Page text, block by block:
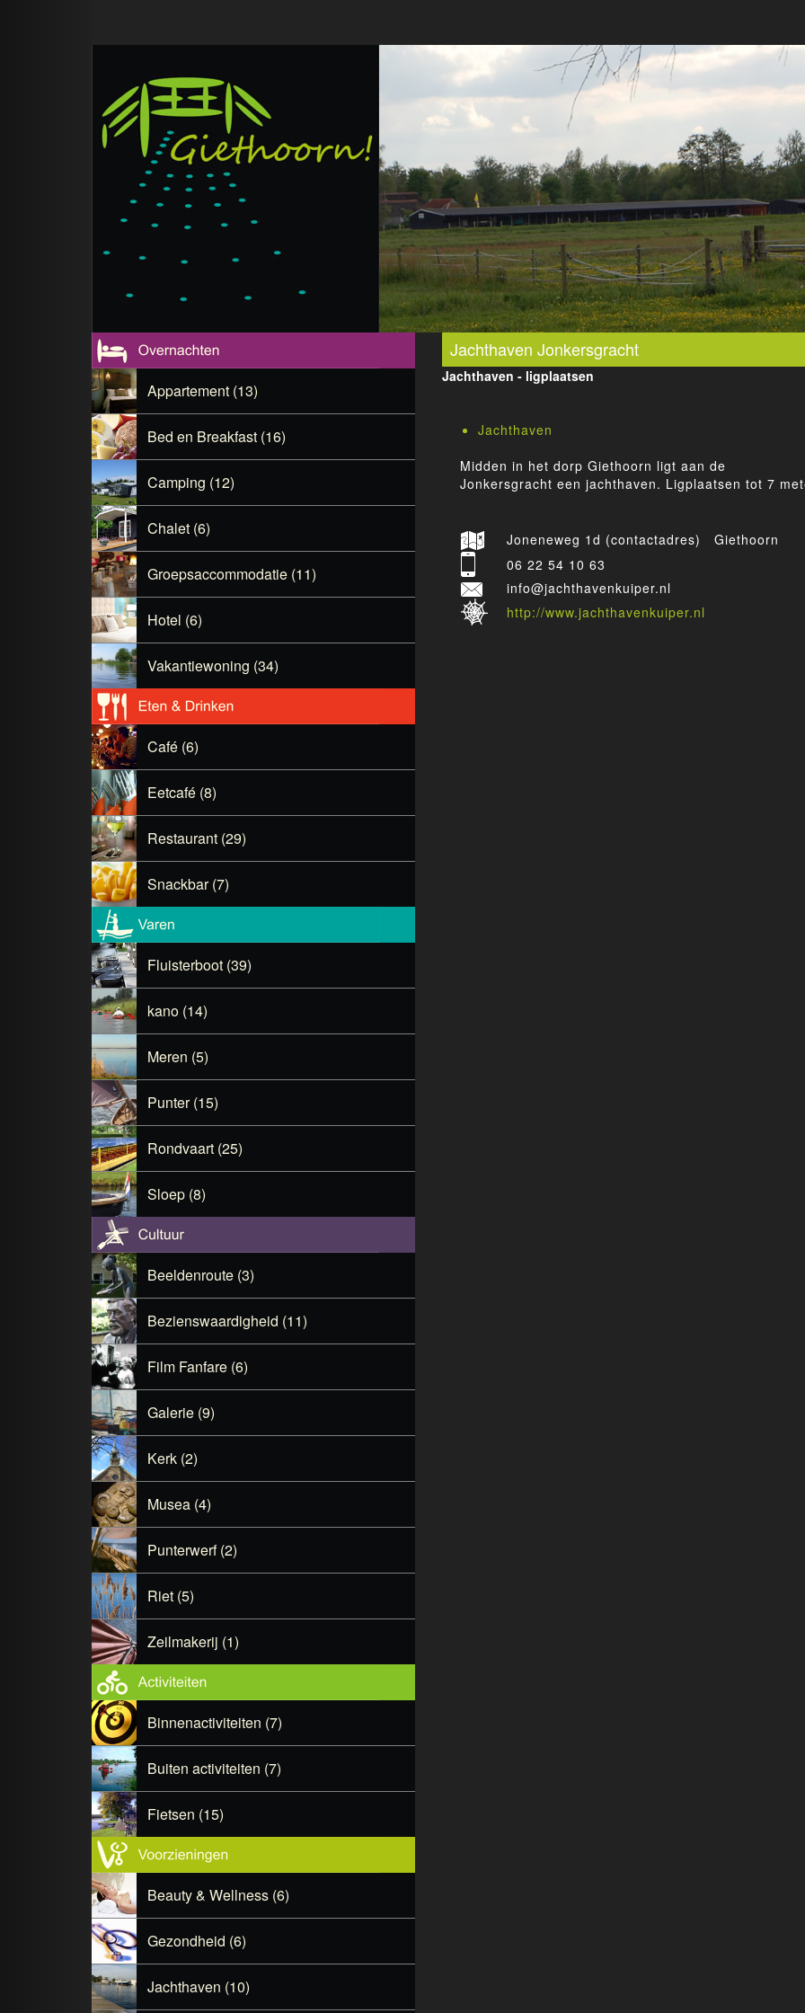
Appartement (13)
Bed en Breakfast (16)
Camping (12)
Chalet (6)
Groepsaccommodatie (11)
Hotel (6)
Vakantiewoning (34)
Café (6)
Eetcafé (8)
Restaurant (29)
Snackbar (7)
Fluisterboot (39)
kano (14)
Meren (5)
Punter (15)
Rondvaart (25)
Sloep (8)
Beeldenroute (3)
Bezienswaardigheid (11)
Film Fanfare (6)
Galerie (9)
Kerk (2)
Musea (4)
Punterwerf (2)
Riet (5)
Zeilmakerij (1)
Binnenactiviteiten (7)
Buiten activiteiten (7)
Fietsen (15)
Beauty & Wellness (6)
Gezondheid (6)
Jachthaven (10)
Jachthaven Jonkersgracht
Jachthaven - ligplaatsen
Jachthaven
Midden in het dorp Giethoorn ligt aan de
Jonkersgracht een jachthaven. Ligplaatsen tot 7
Joneneweg 1d (contactadres) Giethoorn
06 22 54 10 63
info@jachthavenkuiper.nl
http://www.jachthavenkuiper.nl